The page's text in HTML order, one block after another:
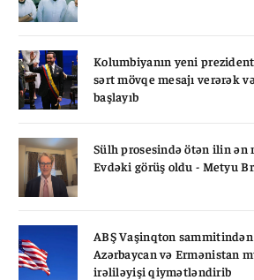
Kolumbiyanın yeni
sərt mövqe mesajı verərək
başlayıb
Sülh prosesində ötən ilin ən
Evdəki görüş oldu - Metyu
ABŞ Vaşinqton
Azərbaycan və Ermənistan
irəliləyişi qiymətləndirib